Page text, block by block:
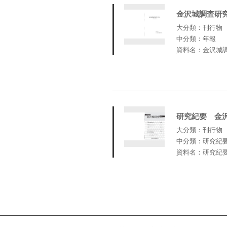
金沢城調査研
大分類：刊行物
中分類：年報
資料名：金沢城
研究紀要 金
大分類：刊行物
中分類：研究
資料名：研究